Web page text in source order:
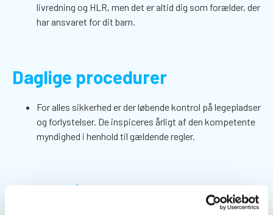
livredning og HLR, men det er altid dig som forælder, der
har ansvaret for dit barn.
Daglige procedurer
For alles sikkerhed er der løbende kontrol på legepladser
og forlystelser. De inspiceres årligt af den kompetente
myndighed i henhold til gældende regler.
Førstehjælp